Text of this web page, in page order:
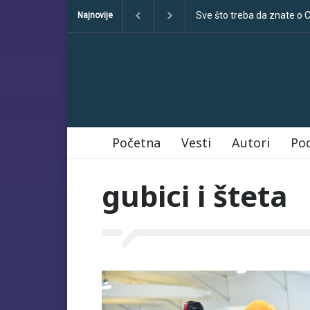
Najnovije Sve što treba da znate o
Početna Vesti Autori
gubici i šteta